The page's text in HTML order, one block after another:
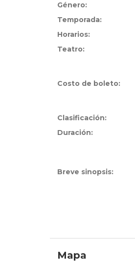
Género:
Temporada:
Horarios:
Teatro:
Costo de boleto:
Clasificación:
Duración:
Breve sinopsis:
Mapa